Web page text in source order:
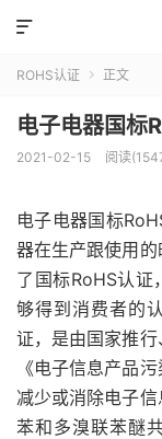

ROHS认证  正文
电子电器国标
2021-02-15 阅读
电子电器国标
器在生产跟使用
了国标RoHS认证
够得到消费者的
证，是由国家推
《电子信息产品
减少或消除电子
苯和多溴联苯醚